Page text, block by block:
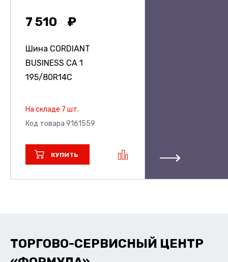
7 510
Шина CORDIANT
BUSINESS CA 1
195/80R14C
На складе 7 шт.
Код товара 9161559
КУПИТЬ
ТОРГОВО-СЕРВИСНЫЙ ЦЕНТР